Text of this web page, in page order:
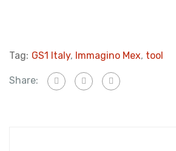
Tag: GS1 Italy, Immagino Mex, tool
Share: